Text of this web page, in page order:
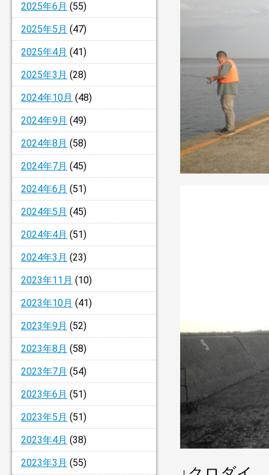
2025年6月 (55)
2025年5月 (47)
2025年4月 (41)
2025年3月 (28)
2024年10月 (48)
2024年9月 (49)
2024年8月 (58)
2024年7月 (45)
2024年6月 (51)
2024年5月 (45)
2024年4月 (51)
2024年3月 (23)
2023年11月 (10)
2023年10月 (41)
2023年9月 (52)
2023年8月 (58)
2023年7月 (54)
2023年6月 (51)
2023年5月 (51)
2023年4月 (38)
2023年3月 (55)